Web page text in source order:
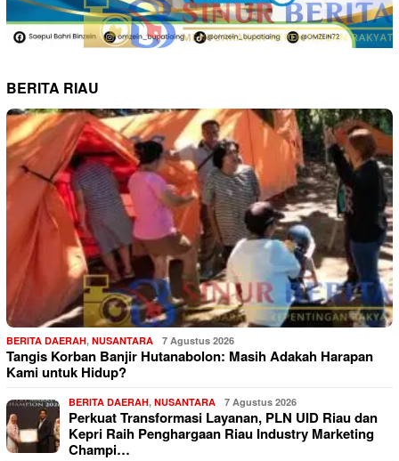
BERITA RIAU
BERITA DAERAH, NUSANTARA 7 Agustus 2026
Tangis Korban Banjir Hutanabolon: Masih Adakah Harapan
Kami untuk Hidup?
BERITA DAERAH, NUSANTARA 7 Agustus 2026
Perkuat Transformasi Layanan, PLN UID Riau dan
Kepri Raih Penghargaan Riau Industry Marketing
Champi…